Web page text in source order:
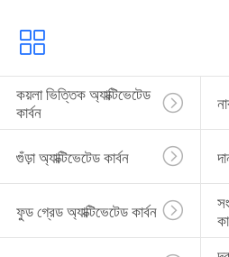
কয়লা ভিত্তিক অ্যাক্টিভেটেড
কার্বন
গুঁড়া অ্যাক্টিভেটেড কার্বন
ফুড গ্রেড অ্যাক্টিভেটেড কার্বন